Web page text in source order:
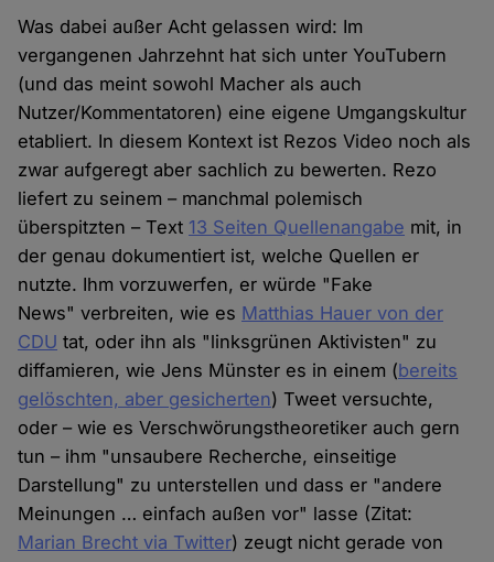
Was dabei außer Acht gelassen wird: Im
vergangenen Jahrzehnt hat sich unter YouTubern
(und das meint sowohl Macher als auch
Nutzer/Kommentatoren) eine eigene Umgangskultur
etabliert. In diesem Kontext ist Rezos Video noch als
zwar aufgeregt aber sachlich zu bewerten. Rezo
liefert zu seinem – manchmal polemisch
überspitzten – Text 13 Seiten Quellenangabe mit, in
der genau dokumentiert ist, welche Quellen er
nutzte. Ihm vorzuwerfen, er würde "Fake
News" verbreiten, wie es Matthias Hauer von der
CDU tat, oder ihn als "linksgrünen Aktivisten" zu
diffamieren, wie Jens Münster es in einem (bereits
gelöschten, aber gesicherten) Tweet versuchte,
oder – wie es Verschwörungstheoretiker auch gern
tun – ihm "unsaubere Recherche, einseitige
Darstellung" zu unterstellen und dass er "andere
Meinungen … einfach außen vor" lasse (Zitat:
Marian Brecht via Twitter) zeugt nicht gerade von